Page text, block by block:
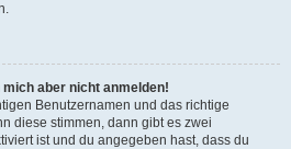
aber nicht anmelden!
Benutzernamen und das richtige
diese stimmen, dann gibt es zwei
ist und du angegeben hast, dass du